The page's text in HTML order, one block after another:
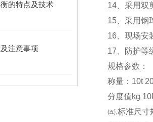
的特点及技术
注意事项
14 、采用
15 、采用
16 、现场
17 、防护
规格参数：
称量：10t
分度值kg
㈤.标准尺寸